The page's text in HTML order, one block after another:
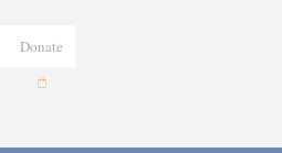
Donate